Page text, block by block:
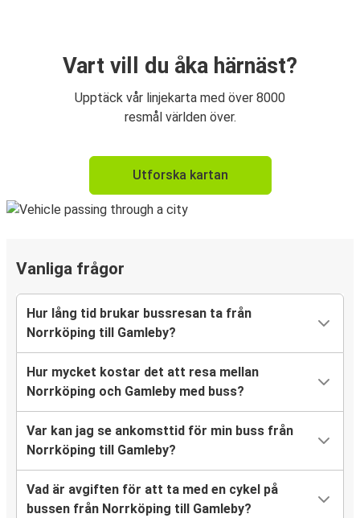
Vart vill du åka härnäst?
Upptäck vår linjekarta med över 8000
resmål världen över.
Utforska kartan
Vanliga frågor
Hur lång tid brukar bussresan ta från
Norrköping till Gamleby?
Hur mycket kostar det att resa mellan
Norrköping och Gamleby med buss?
Var kan jag se ankomsttid för min buss från
Norrköping till Gamleby?
Vad är avgiften för att ta med en cykel på
bussen från Norrköping till Gamleby?